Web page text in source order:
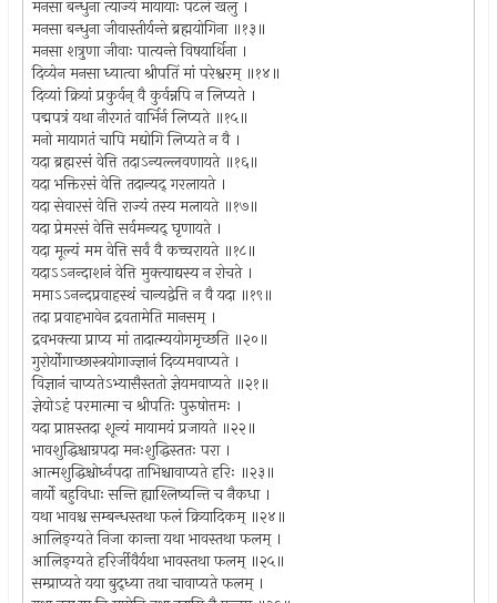
मनसा बन्धुना त्याज्यं मायायाः पटलं खलु ।
मनसा बन्धुना जीवास्तीर्यन्ते ब्रह्मयोगिना ॥१३॥
मनसा शत्रुणा जीवाः पात्यन्ते विषयार्थिना ।
दिव्येन मनसा ध्यात्वा श्रीपतिं मां परेश्वरम् ॥१४॥
दिव्यां क्रियां प्रकुर्वन् वै कुर्वन्नपि न लिप्यते ।
पद्मपत्रं यथा नीरगतं वार्भिर्न लिप्यते ॥१५॥
मनो मायागतं चापि मद्योगि लिप्यते न वै ।
यदा ब्रह्मरसं वेत्ति तदाऽन्यल्लवणायते ॥१६॥
यदा भक्तिरसं वेत्ति तदान्यद् गरलायते ।
यदा सेवारसं वेत्ति राज्यं तस्य मलायते ॥१७॥
यदा प्रेमरसं वेत्ति सर्वमन्यद् घृणायते ।
यदा मूल्यं मम वेत्ति सर्वं वै कच्चरायते ॥१८॥
यदाऽऽनन्दाशनं वेत्ति मुक्त्याद्यस्य न रोचते ।
ममाऽऽनन्दप्रवाहस्थं चान्यद्वेत्ति न वै यदा ॥१९॥
तदा प्रवाहभावेन द्रवतामेति मानसम् ।
द्रवभक्त्या प्राप्य मां तादात्म्ययोगमृच्छति ॥२०॥
गुरोर्योगाच्छास्त्रयोगाज्ज्ञानं दिव्यमवाप्यते ।
विज्ञानं चाप्यतेऽभ्यासैस्ततो ज्ञेयमवाप्यते ॥२१॥
ज्ञेयोऽहं परमात्मा च श्रीपतिः पुरुषोत्तमः ।
यदा प्राप्तस्तदा शून्यं मायामयं प्रजायते ॥२२॥
भावशुद्धिश्चाग्रपदा मनःशुद्धिस्ततः परा ।
आत्मशुद्धिश्चोर्ध्वपदा ताभिश्चावाप्यते हरिः ॥२३॥
नार्यो बहुविधाः सन्ति ह्याश्लिष्यन्ति च नैकधा ।
यथा भावश्च सम्बन्धस्तथा फलं क्रियादिकम् ॥२४॥
आलिङ्ग्यते निजा कान्ता यथा भावस्तथा फलम् ।
आलिङ्ग्यते हरिर्जीवैर्यथा भावस्तथा फलम् ॥२५॥
सम्प्राप्यते यया बुद्ध्या तथा चावाप्यते फलम् ।